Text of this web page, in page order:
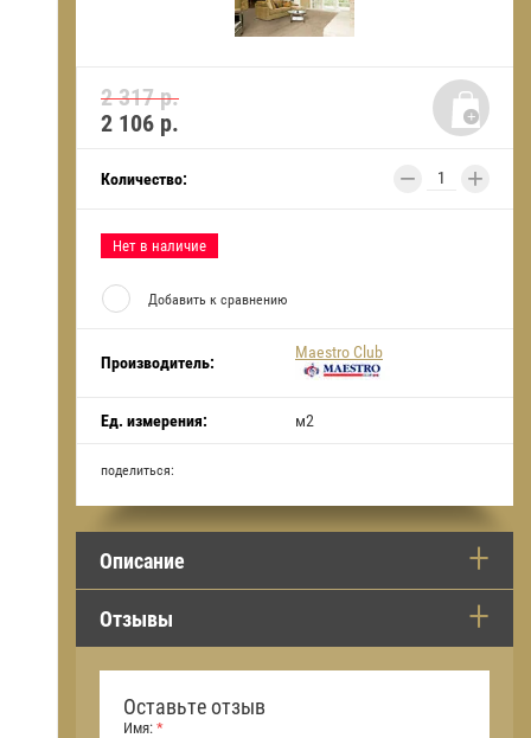
2 317 р.
2 106 р.
Количество: − +
Нет в наличие
Добавить к сравнению
Производитель:
Maestro Club
Ед. измерения: м2
поделиться:
Описание
Отзывы
Оставьте отзыв
Имя: *